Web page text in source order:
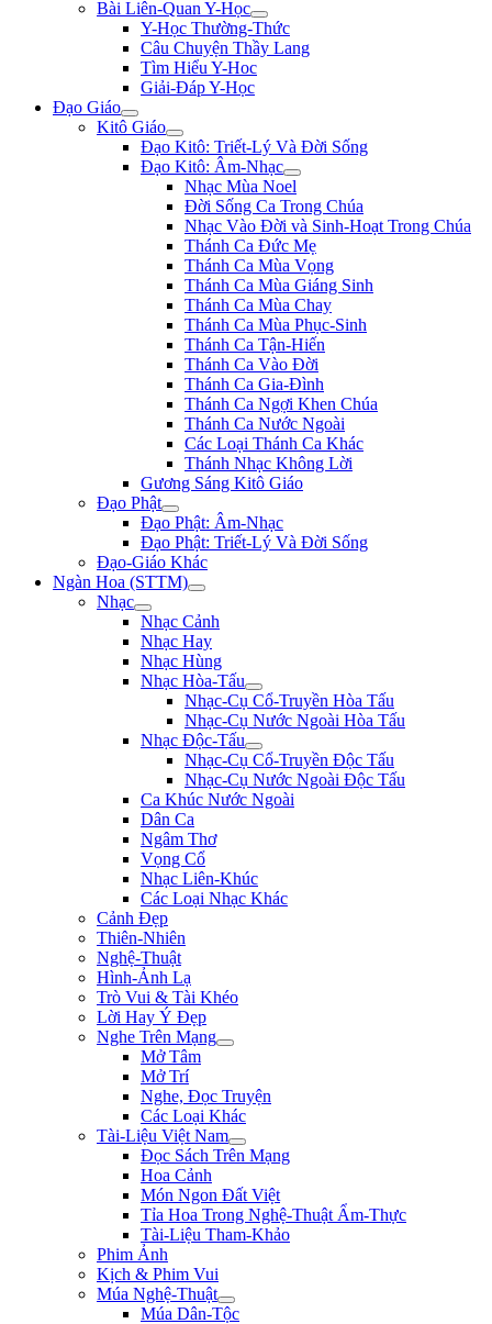
Bài Liên-Quan Y-Học
Y-Học Thường-Thức
Câu Chuyện Thầy Lang
Tìm Hiểu Y-Hoc
Giải-Đáp Y-Học
Đạo Giáo
Kitô Giáo
Đạo Kitô: Triết-Lý Và Đời Sống
Đạo Kitô: Âm-Nhạc
Nhạc Mùa Noel
Đời Sống Ca Trong Chúa
Nhạc Vào Đời và Sinh-Hoạt Trong Chúa
Thánh Ca Đức Mẹ
Thánh Ca Mùa Vọng
Thánh Ca Mùa Giáng Sinh
Thánh Ca Mùa Chay
Thánh Ca Mùa Phục-Sinh
Thánh Ca Tận-Hiến
Thánh Ca Vào Đời
Thánh Ca Gia-Đình
Thánh Ca Ngợi Khen Chúa
Thánh Ca Nước Ngoài
Các Loại Thánh Ca Khác
Thánh Nhạc Không Lời
Gương Sáng Kitô Giáo
Đạo Phật
Đạo Phật: Âm-Nhạc
Đạo Phật: Triết-Lý Và Đời Sống
Đạo-Giáo Khác
Ngàn Hoa (STTM)
Nhạc
Nhạc Cảnh
Nhạc Hay
Nhạc Hùng
Nhạc Hòa-Tấu
Nhạc-Cụ Cổ-Truyền Hòa Tấu
Nhạc-Cụ Nước Ngoài Hòa Tấu
Nhạc Độc-Tấu
Nhạc-Cụ Cổ-Truyền Độc Tấu
Nhạc-Cụ Nước Ngoài Độc Tấu
Ca Khúc Nước Ngoài
Dân Ca
Ngâm Thơ
Vọng Cổ
Nhạc Liên-Khúc
Các Loại Nhạc Khác
Cảnh Đẹp
Thiên-Nhiên
Nghệ-Thuật
Hình-Ảnh Lạ
Trò Vui & Tài Khéo
Lời Hay Ý Đẹp
Nghe Trên Mạng
Mở Tâm
Mở Trí
Nghe, Đọc Truyện
Các Loại Khác
Tài-Liệu Việt Nam
Đọc Sách Trên Mạng
Hoa Cảnh
Món Ngon Đất Việt
Tỉa Hoa Trong Nghệ-Thuật Ẩm-Thực
Tài-Liệu Tham-Khảo
Phim Ảnh
Kịch & Phim Vui
Múa Nghệ-Thuật
Múa Dân-Tộc